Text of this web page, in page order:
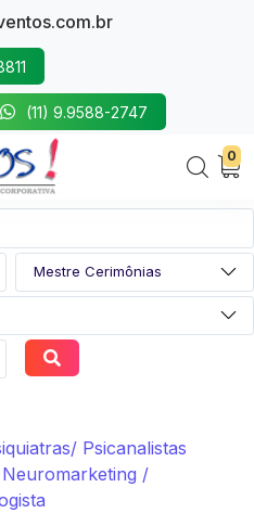
(11) 9.9588-2747
0
Psicanalistas
/